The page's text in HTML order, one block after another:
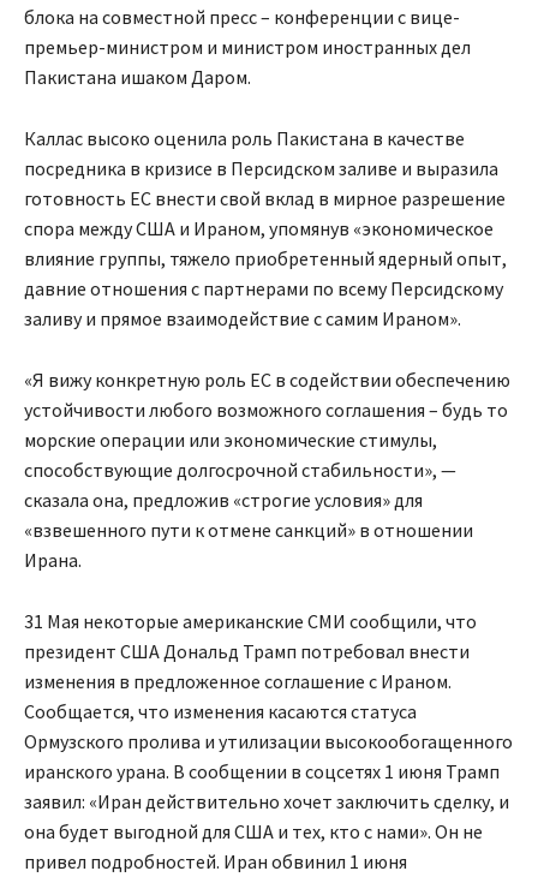
блока на совместной пресс – конференции с вице-
премьер-министром и министром иностранных дел
Пакистана ишаком Даром.
Каллас высоко оценила роль Пакистана в качестве
посредника в кризисе в Персидском заливе и выразила
готовность ЕС внести свой вклад в мирное разрешение
спора между США и Ираном, упомянув «экономическое
влияние группы, тяжело приобретенный ядерный опыт,
давние отношения с партнерами по всему Персидскому
заливу и прямое взаимодействие с самим Ираном».
«Я вижу конкретную роль ЕС в содействии обеспечению
устойчивости любого возможного соглашения – будь то
морские операции или экономические стимулы,
способствующие долгосрочной стабильности», —
сказала она, предложив «строгие условия» для
«взвешенного пути к отмене санкций» в отношении
Ирана.
31 Мая некоторые американские СМИ сообщили, что
президент США Дональд Трамп потребовал внести
изменения в предложенное соглашение с Ираном.
Сообщается, что изменения касаются статуса
Ормузского пролива и утилизации высокообогащенного
иранского урана. В сообщении в соцсетях 1 июня Трамп
заявил: «Иран действительно хочет заключить сделку, и
она будет выгодной для США и тех, кто с нами». Он не
привел подробностей. Иран обвинил 1 июня